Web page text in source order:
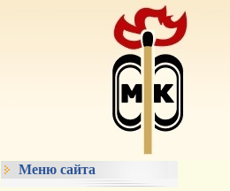
Меню сайта